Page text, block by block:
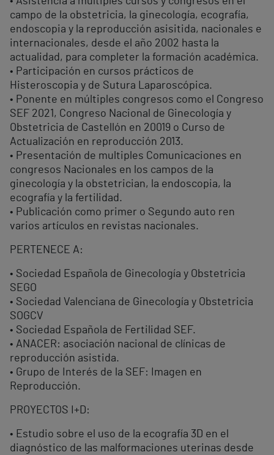
campo de la obstetricia, la ginecología, ecografía,
endoscopia y la reproducción asisitida, nacionales e
internacionales, desde el año 2002 hasta la
actualidad, para completer la formación académica.
• Participación en cursos prácticos de
Histeroscopia y de Sutura Laparoscópica.
• Ponente en múltiples congresos como el Congreso
SEF 2021, Congreso Nacional de Ginecología y
Obstetricia de Castellón en 20019 o Curso de
Actualización en reproducción 2013.
• Presentación de multiples Comunicaciones en
congresos Nacionales en los campos de la
ginecología y la obstetrician, la endoscopia, la
ecografía y la fertilidad.
• Publicación como primer o Segundo auto ren
varios artículos en revistas nacionales.
PERTENECE A:
• Sociedad Española de Ginecología y Obstetricia
SEGO
• Sociedad Valenciana de Ginecología y Obstetricia
SOGCV
• Sociedad Española de Fertilidad SEF.
• ANACER: asociación nacional de clínicas de
reproducción asistida.
• Grupo de Interés de la SEF: Imagen en
Reproducción.
PROYECTOS I+D:
• Estudio sobre el uso de la ecografía 3D en el
diagnóstico de las malformaciones uterinas desde